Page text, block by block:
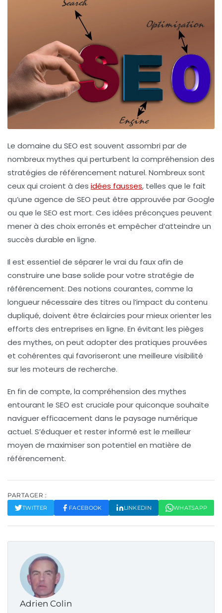
Le domaine du SEO est souvent assombri par de
nombreux mythes qui perturbent la compréhension des
stratégies de référencement naturel. Nombreux sont
ceux qui croient à des idées fausses, telles que le fait
qu’une agence de SEO peut être approuvée parGoogle
ou que le SEO est mort. Ces idées préconçues peuvent
mener à des choix erronés et empêcher d’atteindre un
succès durable en ligne.
Il est essentiel de séparer le vrai du faux afin de
construire une base solide pour votre stratégie de
référencement. Des notions courantes, comme la
longueur nécessaire des titres ou l’impact du contenu
dupliqué, doivent être éclaircies pour mieux orienter les
efforts des entreprises en ligne. En évitant les pièges
des mythes, on peut adopter des pratiques prouvées
et cohérentes qui favoriseront une meilleure visibilité
sur les moteurs de recherche.
En fin de compte, la compréhension des mythes
entourant le SEO est cruciale pour quiconque souhaite
naviguer efficacement dans le paysage numérique
actuel. S’éduquer et rester informé est le meilleur
moyen de maximiser son potentiel en matière de
référencement.
PARTAGER :
TWITTER FACEBOOK LINKEDIN WHATSAPP
Adrien Colin